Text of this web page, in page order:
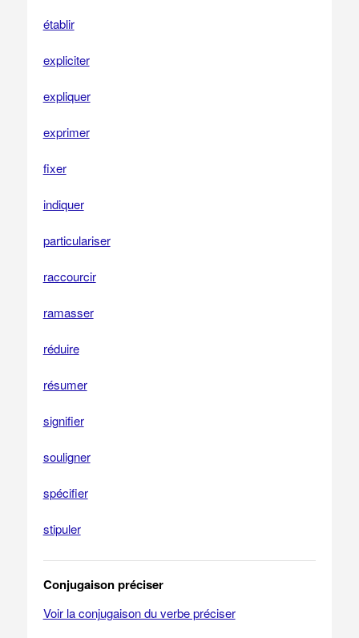
établir
expliciter
expliquer
exprimer
fixer
indiquer
particulariser
raccourcir
ramasser
réduire
résumer
signifier
souligner
spécifier
stipuler
Conjugaison préciser
Voir la conjugaison du verbe préciser